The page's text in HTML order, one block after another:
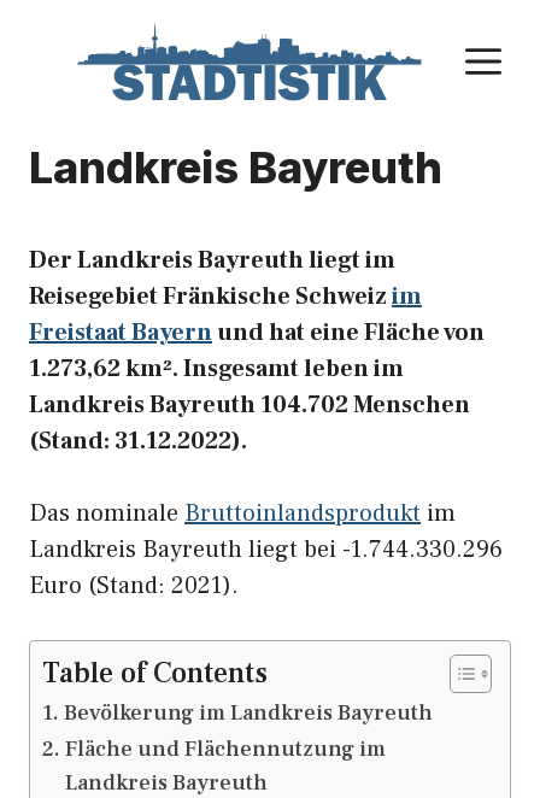
Landkreis Bayreuth
Der Landkreis Bayreuth liegt im
Reisegebiet Fränkische Schweizim
Freistaat Bayernund hat eine Fläche von
1.273,62 km². Insgesamt leben im
Landkreis Bayreuth 104.702 Menschen
(Stand: 31.12.2022).
Das nominale Bruttoinlandsprodukt im
Landkreis Bayreuth liegt bei -1.744.330.296
Euro (Stand: 2021).
Table of Contents
Bevölkerung im Landkreis Bayreuth
Fläche und Flächennutzung im
Landkreis Bayreuth